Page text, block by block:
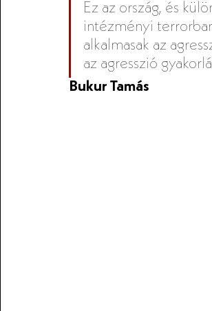
Ez az ország, és
intézményi
alkalmasak az
az agresszió
Bukur Tamás